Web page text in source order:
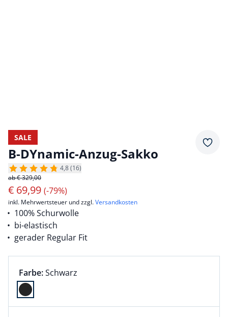
SALE
B-DYnamic-Anzug-Sakko
4,8 (16)
ab € 329,00
€ 69,99 (-79%)
inkl. Mehrwertsteuer und zzgl.Versandkosten
100% Schurwolle
bi-elastisch
gerader Regular Fit
Farbauswahl:
Farbe:aktuell ausgewählt:
Schwarz
Farbe Schwarz ausgewählt